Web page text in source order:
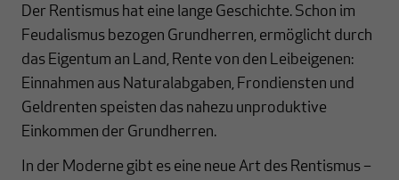
Der Rentismus hat eine lange Geschichte. Schon im
Feudalismus bezogen Grundherren, ermöglicht durch
das Eigentum an Land, Rente von den Leibeigenen:
Einnahmen aus Naturalabgaben, Frondiensten und
Geldrenten speisten das nahezu unproduktive
Einkommen der Grundherren.
In der Moderne gibt es eine neue Art des Rentismus –